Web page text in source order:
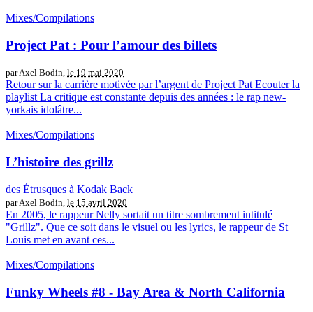
Mixes/Compilations
Project Pat : Pour l’amour des billets
par Axel Bodin, le 19 mai 2020
Retour sur la carrière motivée par l’argent de Project Pat Ecouter la
playlist La critique est constante depuis des années : le rap new-
yorkais idolâtre...
Mixes/Compilations
L’histoire des grillz
des Étrusques à Kodak Back
par Axel Bodin, le 15 avril 2020
En 2005, le rappeur Nelly sortait un titre sombrement intitulé
"Grillz". Que ce soit dans le visuel ou les lyrics, le rappeur de St
Louis met en avant ces...
Mixes/Compilations
Funky Wheels #8 - Bay Area & North California